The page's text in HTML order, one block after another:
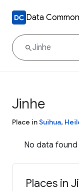
Data
Jinhe
Place inSuihua,
No data
Places in